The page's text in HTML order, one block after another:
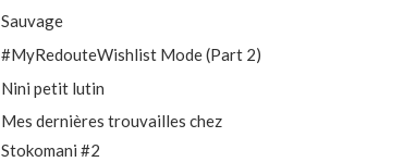
Sauvage
#MyRedouteWishlist Mode (Part 2)
Nini petit lutin
Mes dernières trouvailles chez
Stokomani #2